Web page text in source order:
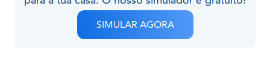
SIMULAR AGORA